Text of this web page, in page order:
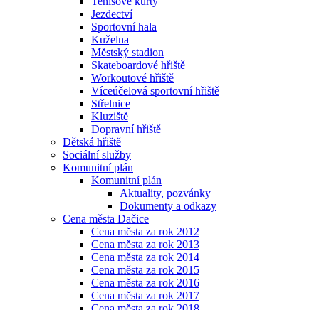
Jezdectví
Sportovní hala
Kuželna
Městský stadion
Skateboardové hřiště
Workoutové hřiště
Víceúčelová sportovní hřiště
Střelnice
Kluziště
Dopravní hřiště
Dětská hřiště
Sociální služby
Komunitní plán
Komunitní plán
Aktuality, pozvánky
Dokumenty a odkazy
Cena města Dačice
Cena města za rok 2012
Cena města za rok 2013
Cena města za rok 2014
Cena města za rok 2015
Cena města za rok 2016
Cena města za rok 2017